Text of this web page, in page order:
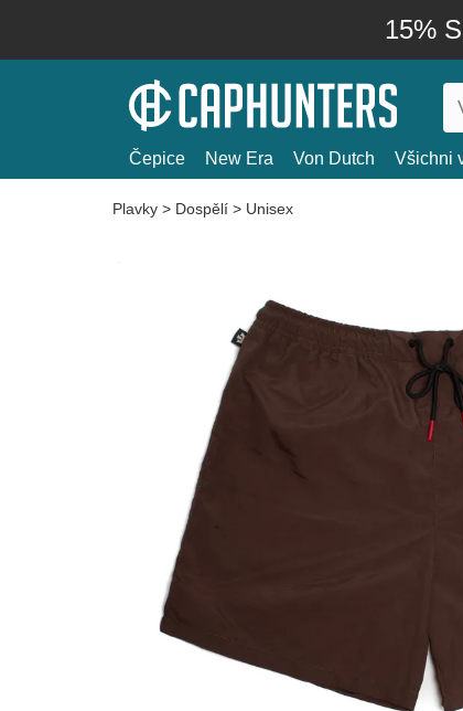
15%
Čepice New Era Von Dutch Všichni
Plavky > Dospělí > Unisex